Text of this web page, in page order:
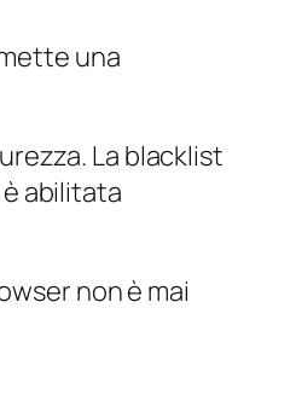
una
La blacklist
abilitata
non è mai